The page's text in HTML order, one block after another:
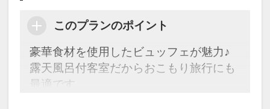
このプランのポイント
豪華食材を使用したビュッフェが魅力♪
露天風呂付客室だからおこもり旅行にも
最適です